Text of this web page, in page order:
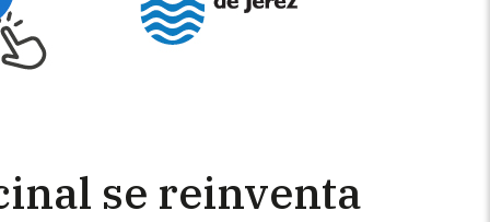
se reinventa